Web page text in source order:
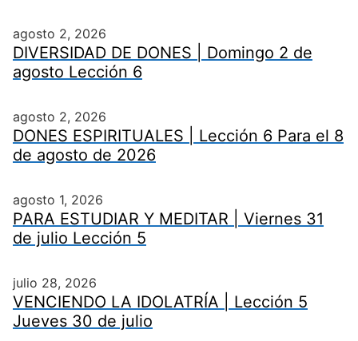
agosto 2, 2026
DIVERSIDAD DE DONES | Domingo 2 de
agosto Lección 6
agosto 2, 2026
DONES ESPIRITUALES | Lección 6 Para el 8
de agosto de 2026
agosto 1, 2026
PARA ESTUDIAR Y MEDITAR | Viernes 31
de julio Lección 5
julio 28, 2026
VENCIENDO LA IDOLATRÍA | Lección 5
Jueves 30 de julio